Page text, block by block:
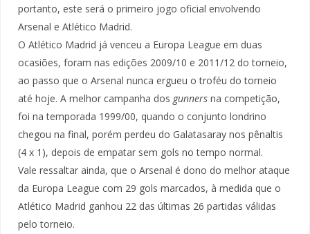
portanto, este será o primeiro jogo oficial envolvendo
Arsenal e Atlético Madrid.
O Atlético Madrid já venceu a Europa League em duas
ocasiões, foram nas edições 2009/10 e 2011/12 do torneio,
ao passo que o Arsenal nunca ergueu o troféu do torneio
até hoje. A melhor campanha dos gunners na competição,
foi na temporada 1999/00, quando o conjunto londrino
chegou na final, porém perdeu do Galatasaray nos pênaltis
(4 x 1), depois de empatar sem gols no tempo normal.
Vale ressaltar ainda, que o Arsenal é dono do melhor ataque
da Europa League com 29 gols marcados, à medida que o
Atlético Madrid ganhou 22 das últimas 26 partidas válidas
pelo torneio.